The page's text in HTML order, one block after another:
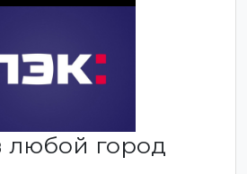
любой город